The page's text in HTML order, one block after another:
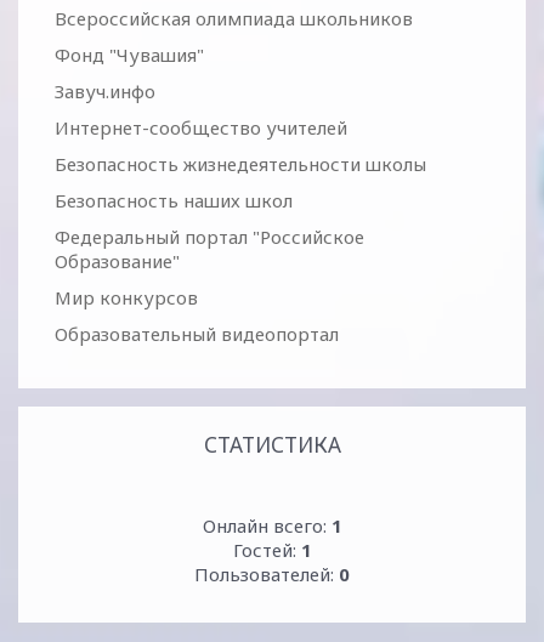
Всероссийская олимпиада школьников
Фонд "Чувашия"
Завуч.инфо
Интернет-сообщество учителей
Безопасность жизнедеятельности школы
Безопасность наших школ
Федеральный портал "Российское
Образование"
Мир конкурсов
Образовательный видеопортал
СТАТИСТИКА
Онлайн всего: 1
Гостей: 1
Пользователей: 0